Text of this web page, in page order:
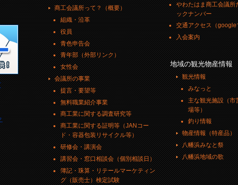
商工会議所って？（概要）
組織・沿革
役員
青色申告会
青年部（外部リンク）
女性会
会議所の事業
提言・要望等
無料職業紹介事業
商工業に関する調査研究等
商工業に関する証明等（JANコー
ド・容器包装リサイクル等）
研修会・講演会
講習会・窓口相談会（個別相談日）
簿記・珠算・リテールマーケティン
グ（販売士）検定試験
やわたはま商工会議所
ックナンバー
交通アクセス（google
入会案内
地域の観光物産情報
観光情報
みなっと
主な観光施設（市
場等）
釣り情報
物産情報（特産品）
八幡浜みなと祭
八幡浜地域の歌